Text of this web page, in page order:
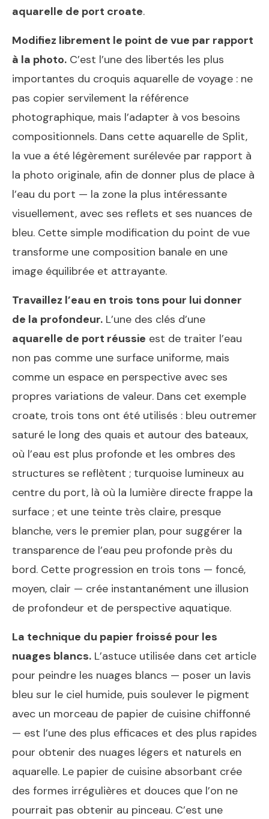
aquarelle de port croate.
Modifiez librement le point de vue par rapport
à la photo. C’est l’une des libertés les plus
importantes du croquis aquarelle de voyage : ne
pas copier servilement la référence
photographique, mais l’adapter à vos besoins
compositionnels. Dans cette aquarelle de Split,
la vue a été légèrement surélevée par rapport à
la photo originale, afin de donner plus de place à
l’eau du port — la zone la plus intéressante
visuellement, avec ses reflets et ses nuances de
bleu. Cette simple modification du point de vue
transforme une composition banale en une
image équilibrée et attrayante.
Travaillez l’eau en trois tons pour lui donner
de la profondeur. L’une des clés d’une
aquarelle de port réussie est de traiter l’eau
non pas comme une surface uniforme, mais
comme un espace en perspective avec ses
propres variations de valeur. Dans cet exemple
croate, trois tons ont été utilisés : bleu outremer
saturé le long des quais et autour des bateaux,
où l’eau est plus profonde et les ombres des
structures se reflètent ; turquoise lumineux au
centre du port, là où la lumière directe frappe la
surface ; et une teinte très claire, presque
blanche, vers le premier plan, pour suggérer la
transparence de l’eau peu profonde près du
bord. Cette progression en trois tons — foncé,
moyen, clair — crée instantanément une illusion
de profondeur et de perspective aquatique.
La technique du papier froissé pour les
nuages blancs. L’astuce utilisée dans cet article
pour peindre les nuages blancs — poser un lavis
bleu sur le ciel humide, puis soulever le pigment
avec un morceau de papier de cuisine chiffonné
— est l’une des plus efficaces et des plus rapides
pour obtenir des nuages légers et naturels en
aquarelle. Le papier de cuisine absorbant crée
des formes irrégulières et douces que l’on ne
pourrait pas obtenir au pinceau. C’est une